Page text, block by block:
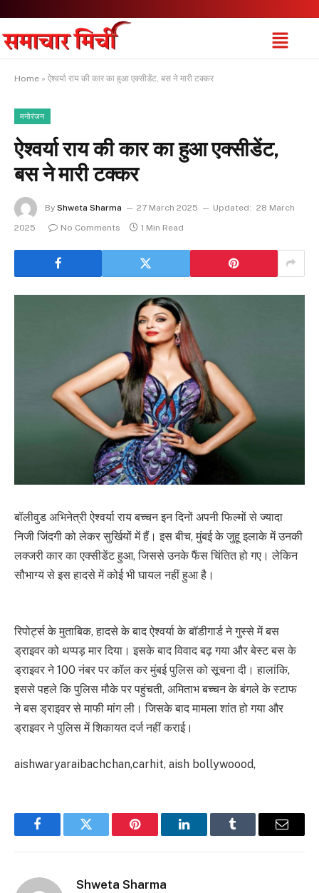
Home » ऐश्वर्या राय की कार का हुआ एक्सीडेंट, बस ने मारी टक्कर
मनोरंजन
ऐश्वर्या राय की कार का हुआ एक्सीडेंट,
बस ने मारी टक्कर
By Shweta Sharma 27 March 2025 Updated: 28 March
2025
No Comments 1 Min Read
बॉलीवुड अभिनेत्री ऐश्वर्या राय बच्चन इन दिनों अपनी फिल्मों से ज्यादा
निजी जिंदगी को लेकर सुर्खियों में हैं। इस बीच, मुंबई के जुहू इलाके में उनकी
लक्जरी कार का एक्सीडेंट हुआ, जिससे उनके फैंस चिंतित हो गए। लेकिन
सौभाग्य से इस हादसे में कोई भी घायल नहीं हुआ है।
रिपोर्ट्स के मुताबिक, हादसे के बाद ऐश्वर्या के बॉडीगार्ड ने गुस्से में बस
ड्राइवर को थप्पड़ मार दिया। इसके बाद विवाद बढ़ गया और बेस्ट बस के
ड्राइवर ने 100 नंबर पर कॉल कर मुंबई पुलिस को सूचना दी। हालांकि,
इससे पहले कि पुलिस मौके पर पहुंचती, अमिताभ बच्चन के बंगले के स्टाफ
ने बस ड्राइवर से माफी मांग ली। जिसके बाद मामला शांत हो गया और
ड्राइवर ने पुलिस में शिकायत दर्ज नहीं कराई।
aishwaryaraibachchan,carhit, aish bollywoood,
FacebookTwitter Pinterest LinkedInTumblr Email
Shweta Sharma